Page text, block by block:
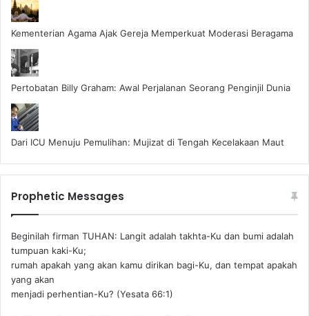
Kementerian Agama Ajak Gereja Memperkuat Moderasi Beragama
Pertobatan Billy Graham: Awal Perjalanan Seorang Penginjil Dunia
Dari ICU Menuju Pemulihan: Mujizat di Tengah Kecelakaan Maut
Prophetic Messages
Beginilah firman TUHAN: Langit adalah takhta-Ku dan bumi adalah
tumpuan kaki-Ku;
rumah apakah yang akan kamu dirikan bagi-Ku, dan tempat apakah
yang akan
menjadi perhentian-Ku? (Yesata 66:1) ‪